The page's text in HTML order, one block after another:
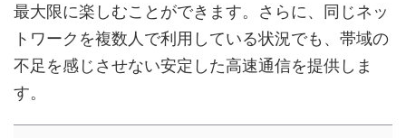
最大限に楽しむことができます。さらに、同じネッ
トワークを複数人で利用している状況でも、帯域の
不足を感じさせない安定した高速通信を提供しま
す。